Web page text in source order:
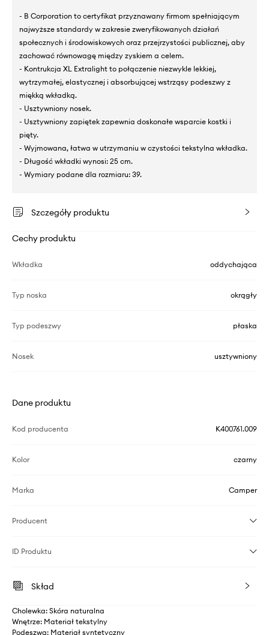
- B Corporation to certyfikat przyznawany firmom spełniającym
najwyższe standardy w zakresie zweryfikowanych działań
społecznych i środowiskowych oraz przejrzystości publicznej, aby
zachować równowagę między zyskiem a celem.
- Kontrukcja XL Extralight to połączenie niezwykle lekkiej,
wytrzymałej, elastycznej i absorbującej wstrząsy podeszwy z
miękką wkładką.
- Usztywniony nosek.
- Usztywniony zapiętek zapewnia doskonałe wsparcie kostki i
pięty.
- Wyjmowana, łatwa w utrzymaniu w czystości tekstylna wkładka.
- Długość wkładki wynosi: 25 cm.
- Wymiary podane dla rozmiaru: 39.
Szczegóły produktu
Cechy produktu
Wkładka oddychająca
Typ noska okrągły
Typ podeszwy płaska
Nosek usztywniony
Dane produktu
Kod producenta K400761.009
Kolor czarny
Marka Camper
Producent
ID Produktu
Skład
Cholewka: Skóra naturalna
Wnętrze: Materiał tekstylny
Podeszwa: Materiał syntetyczny